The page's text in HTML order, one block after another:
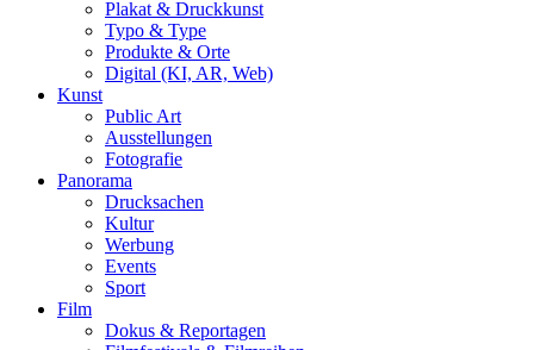
Plakat & Druckkunst
Typo & Type
Produkte & Orte
Digital (KI, AR, Web)
Kunst
Public Art
Ausstellungen
Fotografie
Panorama
Drucksachen
Kultur
Werbung
Events
Sport
Film
Dokus & Reportagen